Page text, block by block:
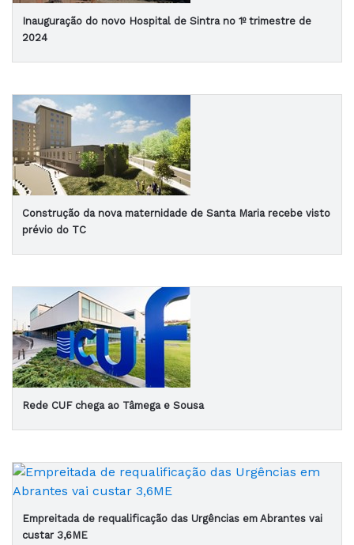
Inauguração do novo Hospital de Sintra no 1º trimestre de
2024
Construção da nova maternidade de Santa Maria recebe visto
prévio do TC
Rede CUF chega ao Tâmega e Sousa
Empreitada de requalificação das Urgências em Abrantes vai
custar 3,6ME